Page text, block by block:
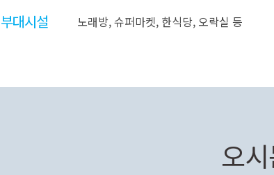
부대시설 노래방, 슈퍼마켓, 한식당, 오락실 등
오